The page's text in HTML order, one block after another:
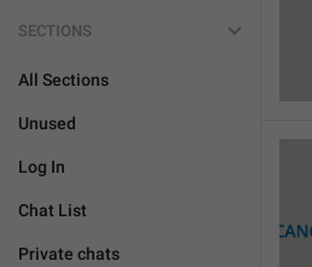
SECTIONS
All Sections
Unused
Log In
Chat List
Private chats